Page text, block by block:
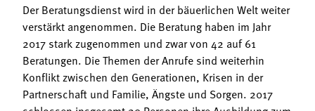
Der Beratungsdienst wird in der bäuerlichen Welt weiter
verstärkt angenommen. Die Beratung haben im Jahr
2017 stark zugenommen und zwar von 42 auf 61
Beratungen. Die Themen der Anrufe sind weiterhin
Konflikt zwischen den Generationen, Krisen in der
Partnerschaft und Familie, Ängste und Sorgen. 2017